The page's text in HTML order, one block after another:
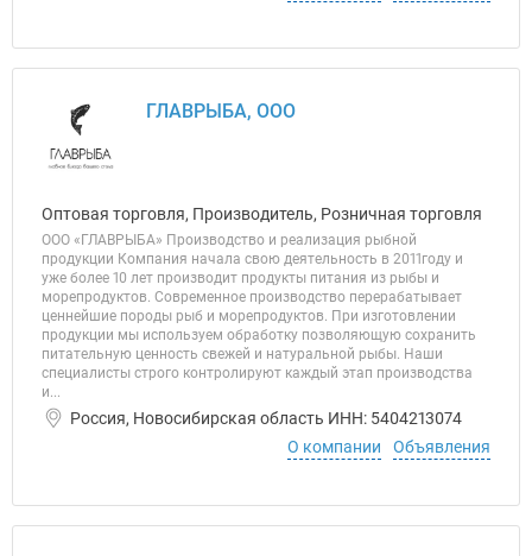
ГЛАВРЫБА, ООО
Оптовая торговля, Производитель, Розничная торговля
ООО «ГЛАВРЫБА» Производство и реализация рыбной
продукции Компания начала свою деятельность в 2011году и
уже более 10 лет производит продукты питания из рыбы и
морепродуктов. Современное производство перерабатывает
ценнейшие породы рыб и морепродуктов. При изготовлении
продукции мы используем обработку позволяющую сохранить
питательную ценность свежей и натуральной рыбы. Наши
специалисты строго контролируют каждый этап производства
и...
Россия, Новосибирская область ИНН: 5404213074
О компании
Объявления